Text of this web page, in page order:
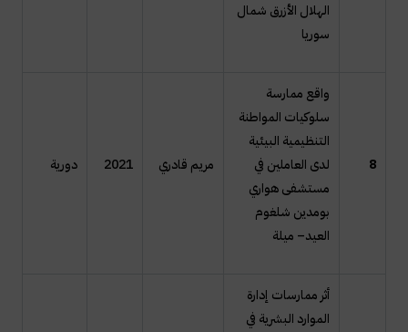
الهلال الأزرق شمال
سوريا
8
واقع ممارسة
سلوكيات المواطنة
التنظيمية البيئية
لدى العاملين في
مستشفى هواري
بومدين شلغوم
العيد– ميلة
مريم قادري 2021 دورية
أثر ممارسات إدارة
الموارد البشرية في